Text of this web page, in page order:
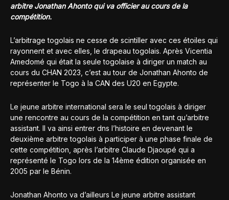
arbitre Jonathan Ahonto qui va officier au cours de la
compétition.
L’arbitrage togolais ne cesse de scintiller avec ces étoiles qui
rayonnent et avec elles, le drapeau togolais. Après Vicentia
Amedomé qui était la seule togolaise à diriger un match au
cours du CHAN 2023, c’est au tour de Jonathan Ahonto de
représenter le Togo à la CAN des U20 en Egypte.
Le jeune arbitre international sera le seul togolais à diriger
une rencontre au cours de la compétition en tant qu’arbitre
assistant. Il va ainsi entrer dns l’histoire en devenant le
deuxième arbitre togolais à participer à une phase finale de
cette compétition, après l’arbitre Claude Djaoupé qui a
représenté le Togo lors de la 14ème édition organisée en
2005 par le Bénin.
Jonathan Ahonto va d’ailleurs Le jeune arbitre assistant